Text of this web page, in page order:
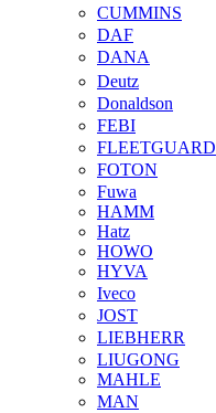
CUMMINS
DAF
DANA
Deutz
Donaldson
FEBI
FLEETGUARD
FOTON
Fuwa
HAMM
Hatz
HOWO
HYVA
Iveco
JOST
LIEBHERR
LIUGONG
MAHLE
MAN